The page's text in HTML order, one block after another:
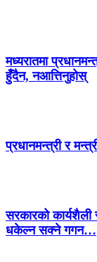
मध्यरातमा
हुँदैन, नआत्तिनुहोस्
प्रधानमन्त्री र
सरकारको कार्यशैली
धकेल्न सक्ने गगन…